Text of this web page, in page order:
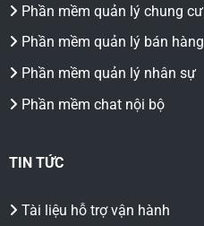
Phần mềm quản lý chung cư
Phần mềm quản lý bán hàng
Phần mềm quản lý nhân sự
Phần mềm chat nội bộ
TIN TỨC
Tài liệu hỗ trợ vận hành